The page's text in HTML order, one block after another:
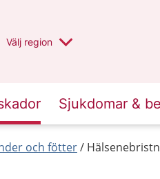
Du har valt region
Välj en annan
region
Sjukdomar &
och fötter